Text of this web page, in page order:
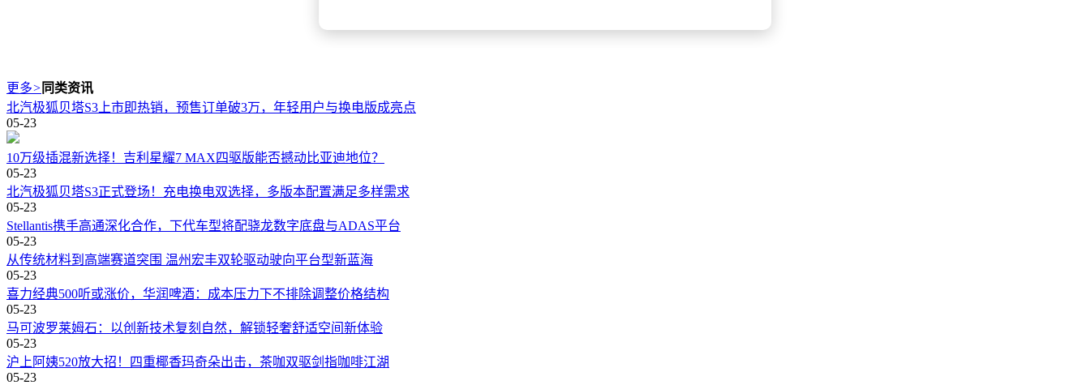
更多> 同类资讯
北汽极狐贝塔S3上市即热销，预售订单破3万，年轻用户与换电版成亮点
05-23
10万级插混新选择！吉利星耀7 MAX四驱版能否撼动比亚迪地位？
05-23
北汽极狐贝塔S3正式登场！充电换电双选择，多版本配置满足多样需求
05-23
Stellantis携手高通深化合作，下代车型将配骁龙数字底盘与ADAS平台
05-23
从传统材料到高端赛道突围 温州宏丰双轮驱动驶向平台型新蓝海
05-23
喜力经典500听或涨价，华润啤酒：成本压力下不排除调整价格结构
05-23
马可波罗莱姆石：以创新技术复刻自然，解锁轻奢舒适空间新体验
05-23
沪上阿姨520放大招！四重椰香玛奇朵出击，茶咖双驱剑指咖啡江湖
05-23